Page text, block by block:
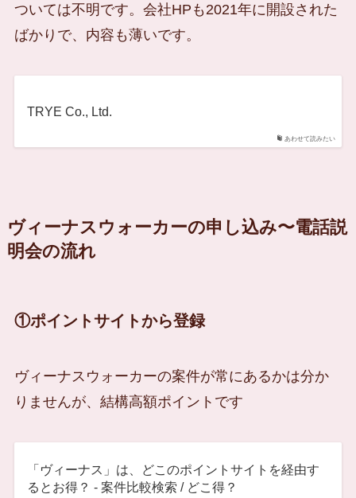
ついては不明です。会社HPも2021年に開設された
ばかりで、内容も薄いです。
あわせて読みたい
TRYE Co., Ltd.
ヴィーナスウォーカーの申し込み〜電話説
明会の流れ
①ポイントサイトから登録
ヴィーナスウォーカーの案件が常にあるかは分か
りませんが、結構高額ポイントです
「ヴィーナス」は、どこのポイントサイトを経由す
るとお得？ - 案件比較検索 / どこ得？